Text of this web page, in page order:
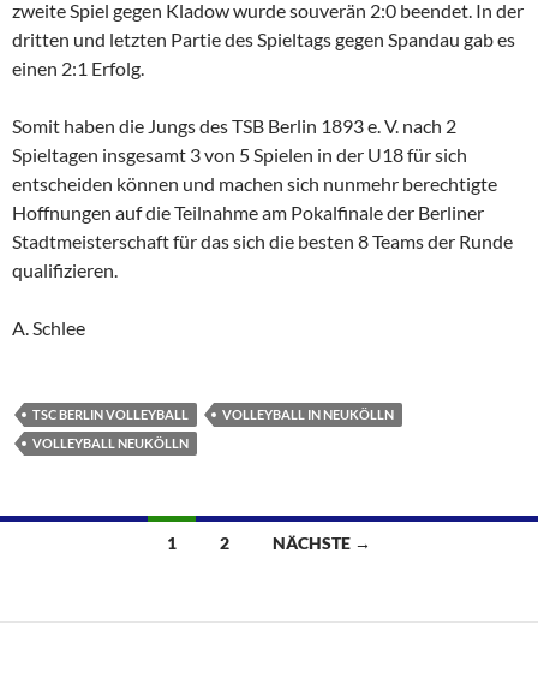
zweite Spiel gegen Kladow wurde souverän 2:0 beendet. In der
dritten und letzten Partie des Spieltags gegen Spandau gab es
einen 2:1 Erfolg.
Somit haben die Jungs des TSB Berlin 1893 e. V. nach 2
Spieltagen insgesamt 3 von 5 Spielen in der U18 für sich
entscheiden können und machen sich nunmehr berechtigte
Hoffnungen auf die Teilnahme am Pokalfinale der Berliner
Stadtmeisterschaft für das sich die besten 8 Teams der Runde
qualifizieren.
A. Schlee
TSC BERLIN VOLLEYBALL
VOLLEYBALL IN NEUKÖLLN
VOLLEYBALL NEUKÖLLN
Beitragsnavigation
1 2 NÄCHSTE →